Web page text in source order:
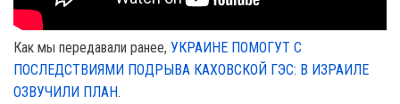
Как мы передавали ранее, УКРАИНЕ ПОМОГУТ С
ПОСЛЕДСТВИЯМИ ПОДРЫВА КАХОВСКОЙ ГЭС: В ИЗРАИЛЕ
ОЗВУЧИЛИ ПЛАН.